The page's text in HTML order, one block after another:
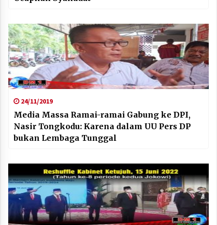
24/11/2019
Media Massa Ramai-ramai Gabung ke DPI,
Nasir Tongkodu: Karena dalam UU Pers DP
bukan Lembaga Tunggal